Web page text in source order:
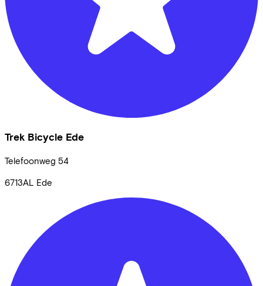
Trek Bicycle Ede
Telefoonweg 54
6713AL Ede